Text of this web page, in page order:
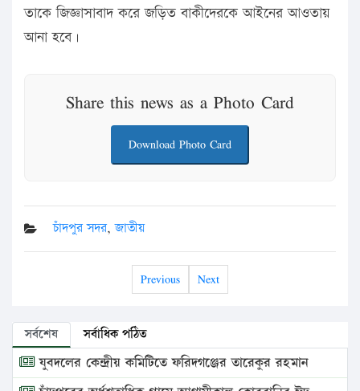
তাকে জিজ্ঞাসাবাদ করে জড়িত বাকীদেরকে আইনের আওতায়
আনা হবে।
Share this news as a Photo Card
Download Photo Card
চাঁদপুর সদর,জাতীয়
Previous Next
সর্বশেষ সর্বাধিক পঠিত
যুবদলের কেন্দ্রীয় কমিটিতে ফরিদগঞ্জের তারেকুর রহমান